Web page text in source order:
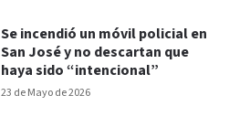
23 de Mayo de 2026
Se incendió un móvil policial en
San José y no descartan que
haya sido “intencional”